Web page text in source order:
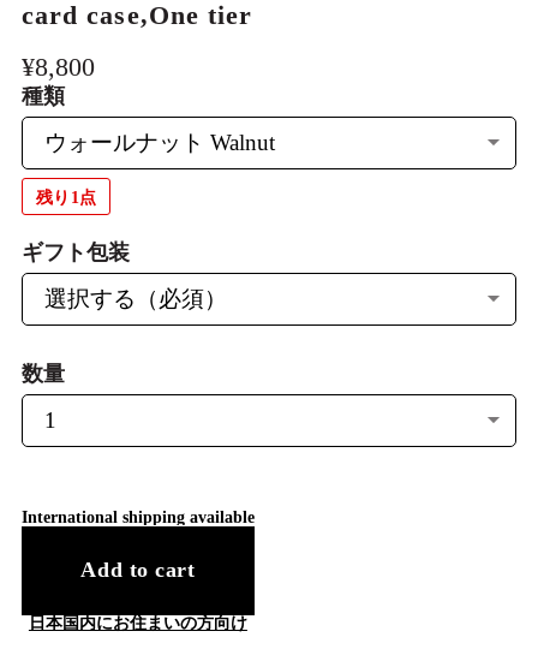
card case,One tier
¥8,800
種類
残り1点
ギフト包装
数量
International shipping available
Add to cart
日本国内にお住まいの方向け